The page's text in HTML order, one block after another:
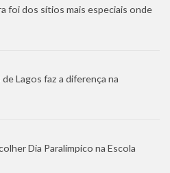
foi dos sítios mais especiais onde
Lagos faz a diferença na
Dia Paralímpico na Escola